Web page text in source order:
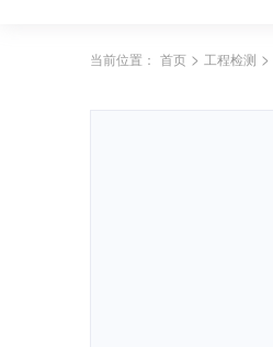
当前位置： 首页 > 工程检测 >